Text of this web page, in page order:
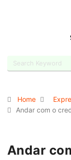
Home
Andar com o
Andar